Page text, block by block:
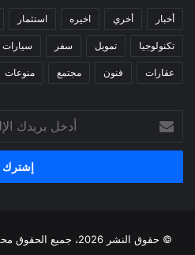
أخبار أخري اخيره استثمار
تكنولوجيا تمويل سفر سيارات
عقارات فنون مجتمع منوعات
بريدك
الإلكتروني
© حقوق النشر 2026، جميع الحقوق محفوظة |